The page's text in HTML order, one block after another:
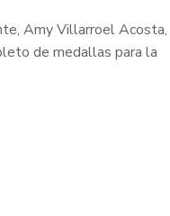
Amy Villarroel
de medallas para la